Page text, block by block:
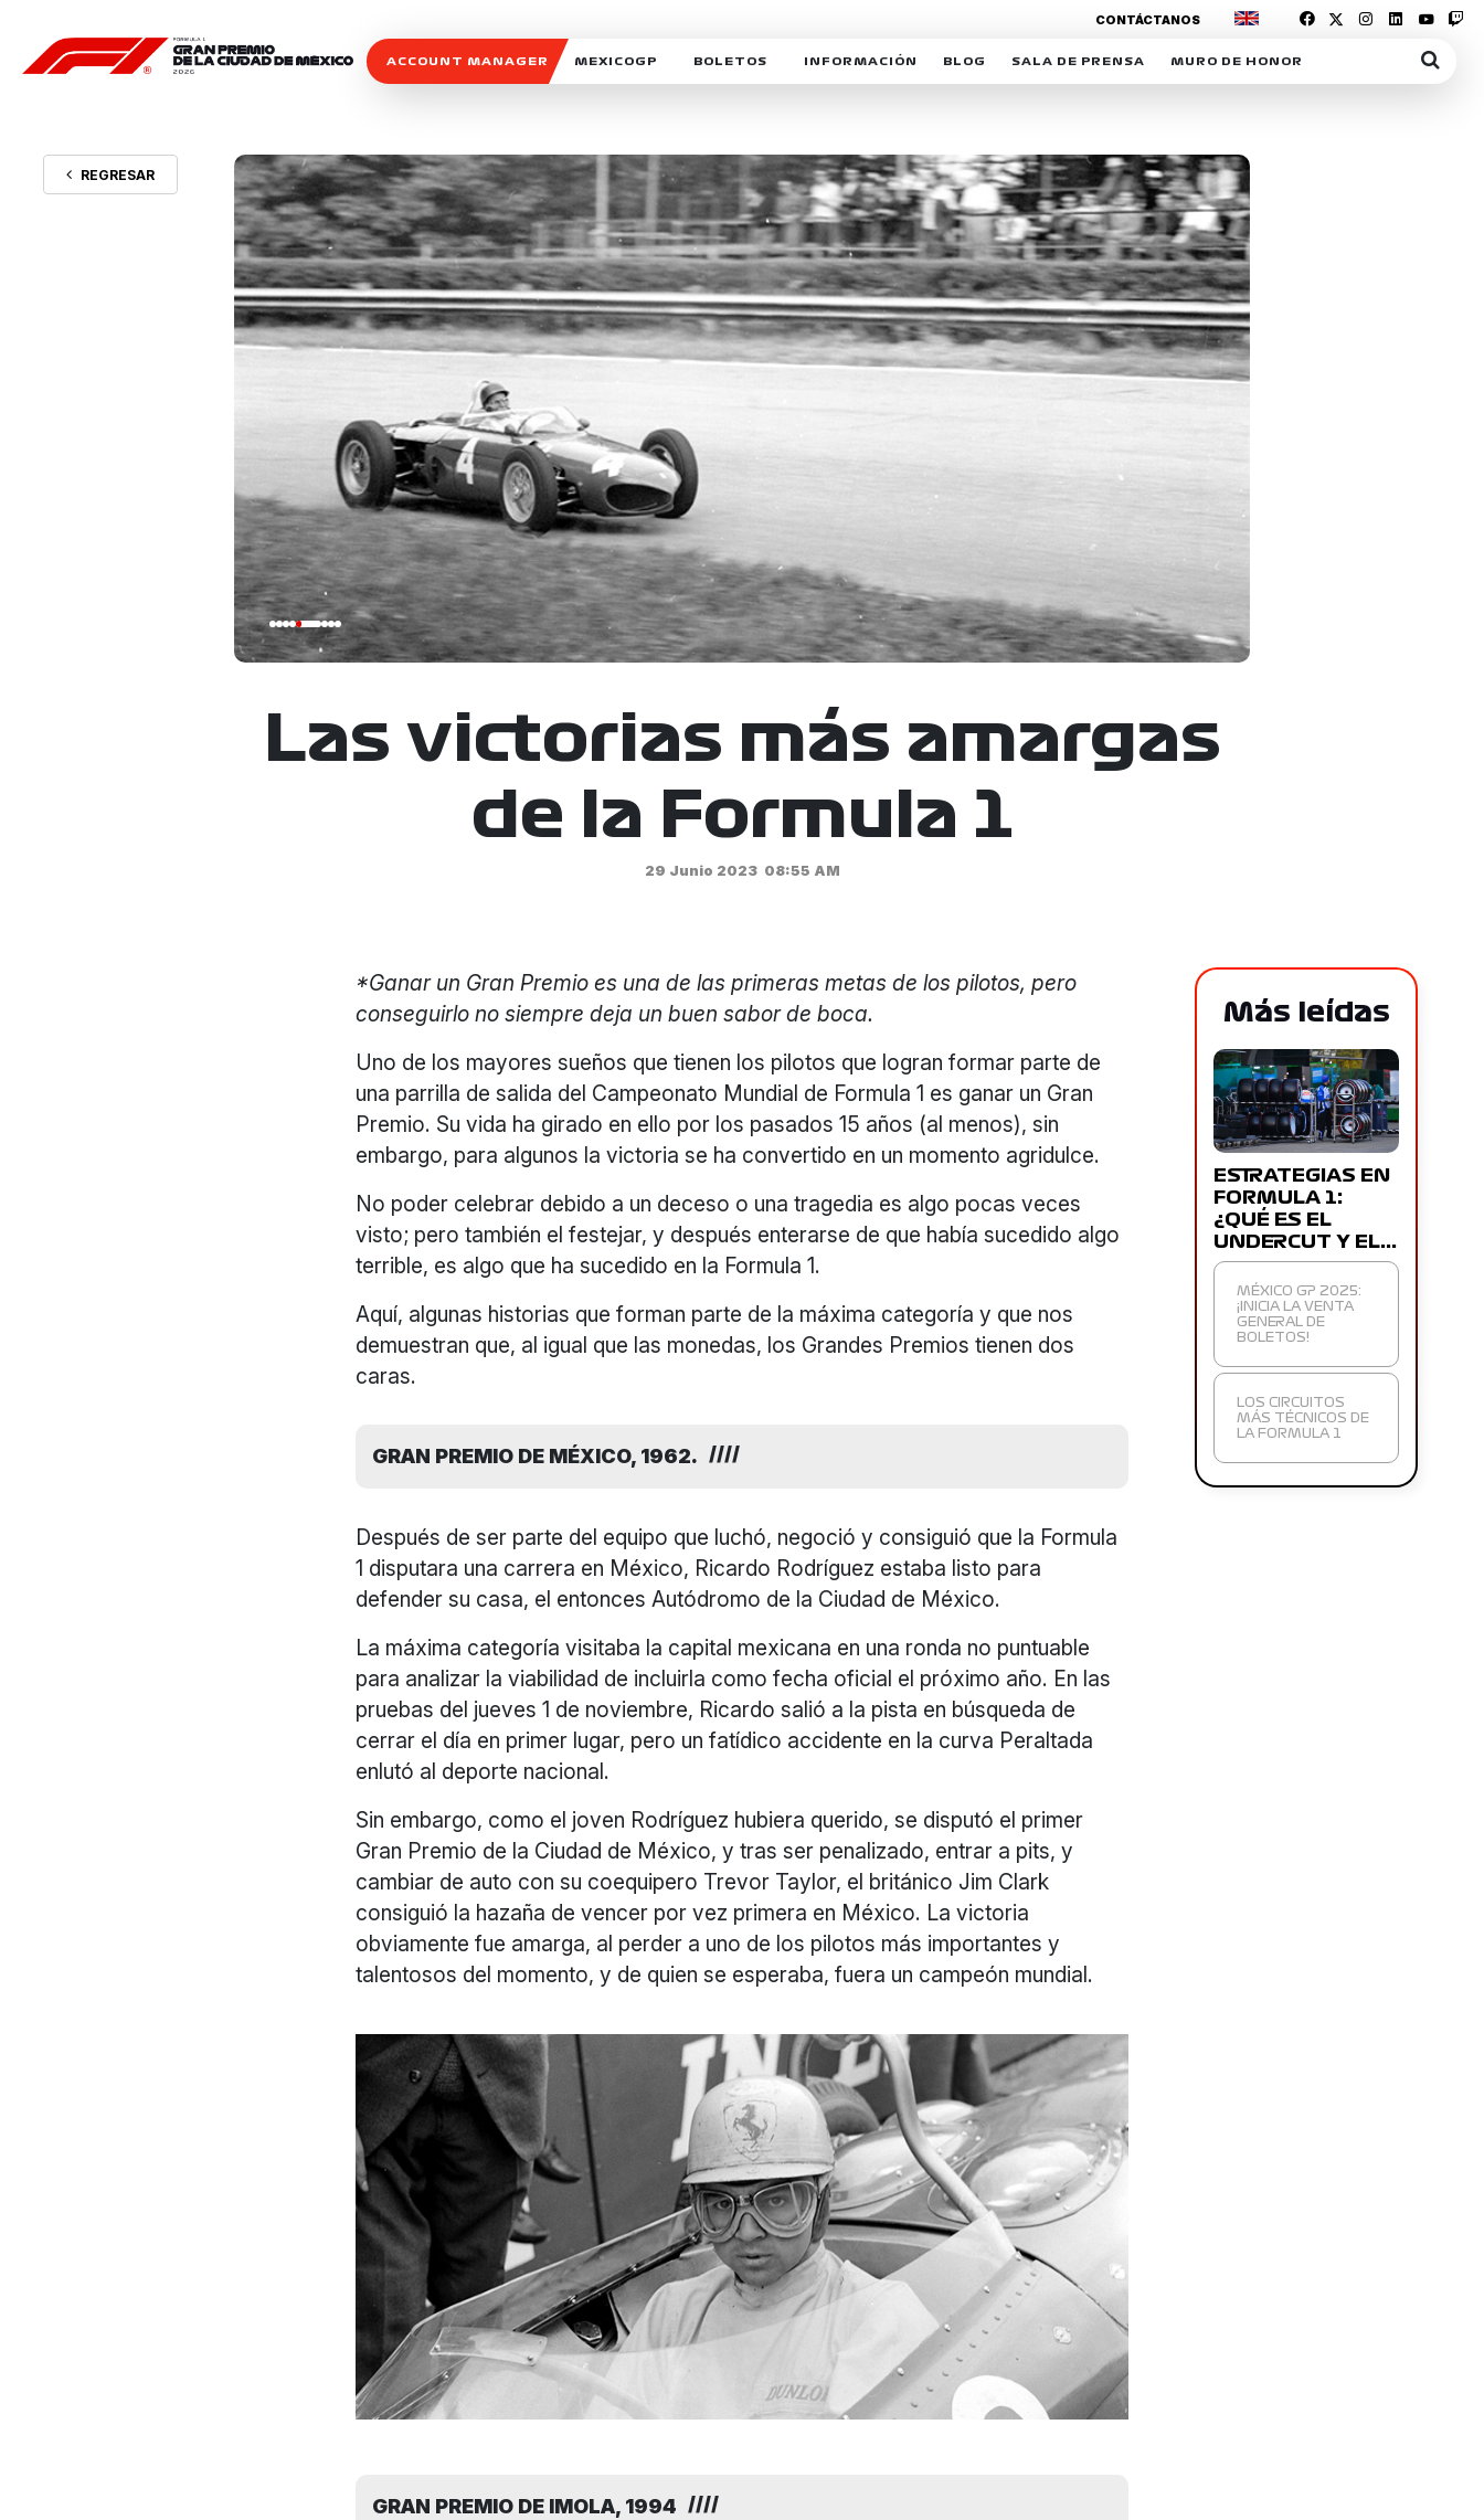
ACCOUNT MANAGER MEXICOGP
SOSTENIBILIDAD
CELEBRA CON NOSOTROS
BOLETOS INFORMACIÓN
DERECHO DE PRIMERA OPCIÓN
REFORESTEMOS JUNTOS
MOTORSPORT ACADEMY
VOLUNTARIOS
EXPOSICIÓN FOTOGRÁFICA
CAMPEONATO
BLOG
MEXICOGP
INTERACTIVOS
SALA DE PRENSA
ACREDITACIONES
MURO DE HONOR
CONTÁCTANOS
REGRESAR
Las victorias más amargas
de la Formula 1
29 Junio 2023 08:55 AM
*Ganar un Gran Premio es una de las primeras metas de los pilotos, pero
conseguirlo no siempre deja un buen sabor de boca.
Uno de los mayores sueños que tienen los pilotos que logran formar parte de
una parrilla de salida del Campeonato Mundial de Formula 1 es ganar un Gran
Premio. Su vida ha girado en ello por los pasados 15 años (al menos), sin
embargo, para algunos la victoria se ha convertido en un momento agridulce.
No poder celebrar debido a un deceso o una tragedia es algo pocas veces
visto; pero también el festejar, y después enterarse de que había sucedido algo
terrible, es algo que ha sucedido en la Formula 1.
Aquí, algunas historias que forman parte de la máxima categoría y que nos
demuestran que, al igual que las monedas, los Grandes Premios tienen dos
caras.
GRAN PREMIO DE MÉXICO, 1962.
Después de ser parte del equipo que luchó, negoció y consiguió que la Formula
1 disputara una carrera en México, Ricardo Rodríguez estaba listo para
defender su casa, el entonces Autódromo de la Ciudad de México.
La máxima categoría visitaba la capital mexicana en una ronda no puntuable
para analizar la viabilidad de incluirla como fecha oficial el próximo año. En las
pruebas del jueves 1 de noviembre, Ricardo salió a la pista en búsqueda de
cerrar el día en primer lugar, pero un fatídico accidente en la curva Peraltada
enlutó al deporte nacional.
Sin embargo, como el joven Rodríguez hubiera querido, se disputó el primer
Gran Premio de la Ciudad de México, y tras ser penalizado, entrar a pits, y
cambiar de auto con su coequipero Trevor Taylor, el británico Jim Clark
consiguió la hazaña de vencer por vez primera en México. La victoria
obviamente fue amarga, al perder a uno de los pilotos más importantes y
talentosos del momento, y de quien se esperaba, fuera un campeón mundial.
GRAN PREMIO DE IMOLA, 1994
Más leídas
ESTRATEGIAS EN
FORMULA 1:
¿QUÉ ES EL
UNDERCUT Y EL…
MÉXICO GP 2025:
¡INICIA LA VENTA
GENERAL DE
BOLETOS!
LOS CIRCUITOS
MÁS TÉCNICOS DE
LA FORMULA 1